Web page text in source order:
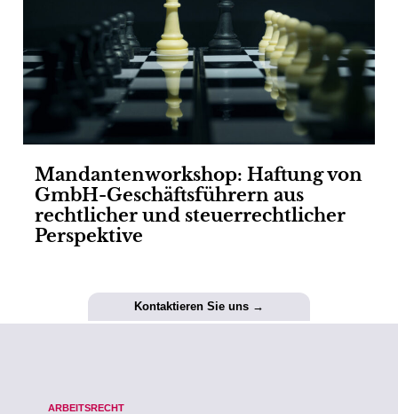
Mandantenworkshop: Haftung von
GmbH-Geschäftsführern aus
rechtlicher und steuerrechtlicher
Perspektive
Kontaktieren Sie uns →
ARBEITSRECHT